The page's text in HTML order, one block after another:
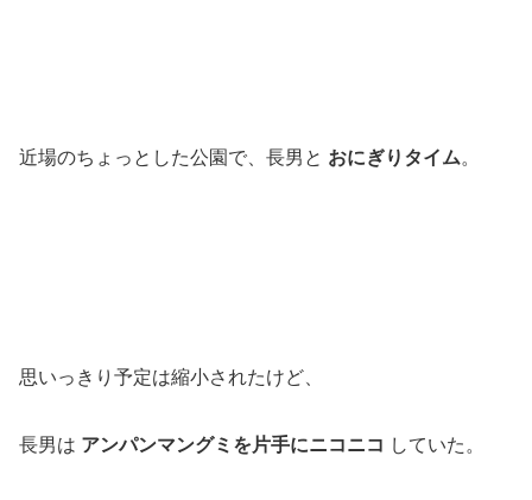
近場のちょっとした公園で、長男と おにぎりタイム。
思いっきり予定は縮小されたけど、
長男は アンパンマングミを片手にニコニコ していた。